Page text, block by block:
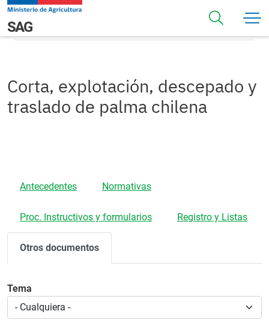
Pasar al contenido principal
Navegación principal
SAGOtros Documentos
Corta, explotación, descepado y
traslado de palma chilena
Antecedentes Normativas
Proc. Instructivos y formularios Registro y Listas
Otros documentos
Tema